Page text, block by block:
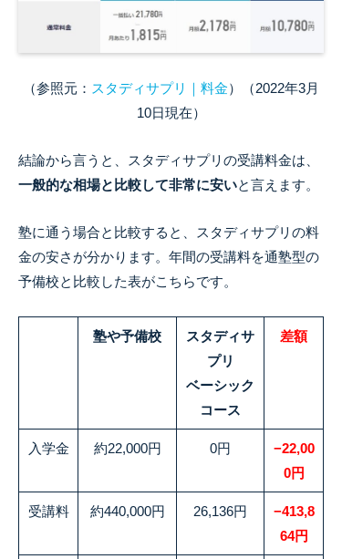
（参照元： スタディサプリ｜料金）（2022年3月
10日現在）
結論から言うと、スタディサプリの受講料金は、
一般的な相場と比較して非常に安いと言えます。
塾に通う場合と比較すると、スタディサプリの料
金の安さが分かります。年間の受講料を通塾型の
予備校と比較した表がこちらです。
塾や予備校
スタディサ
プリ
ベーシック
コース
差額
入学金 約22,000円 0円
−22,00
0円
受講料 約440,000円 26,136円
−413,8
64円